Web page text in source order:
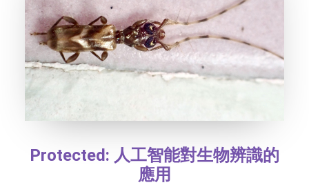
Protected: 人工智能對生物辨識的
應用